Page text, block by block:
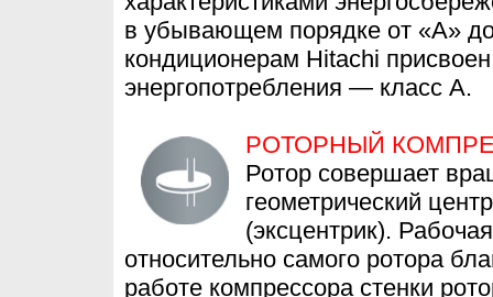
в убывающем порядке от «А»
кондиционерам Hitachi
энергопотребления — класс А.
РОТОРНЫЙ
Ротор совершает
геометрический
(эксцентрик).
относительно самого ротора
работе компрессора стенки